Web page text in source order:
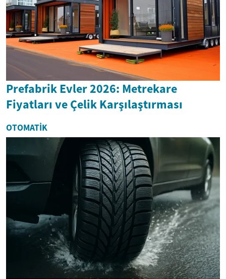
Prefabrik Evler 2026: Metrekare
Fiyatları ve Çelik Karşılaştırması
OTOMATIK